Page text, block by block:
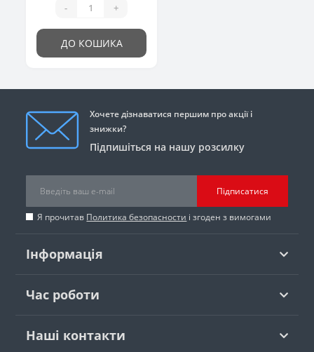
- +
ДО КОШИКА
Хочете дізнаватися першим про акції і
знижки?
Підпишіться на нашу розсилку
Підписатися
Я прочитав Политика безопасности і згоден з вимогами
Інформація
Час роботи
Наші контакти